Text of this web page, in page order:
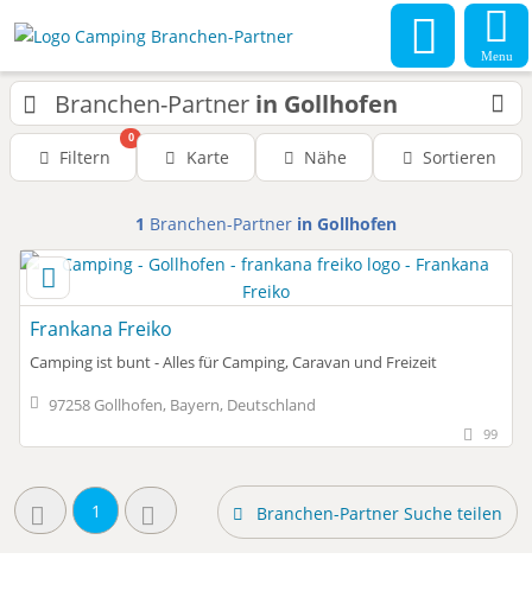
Menu
Branchen-Partner in Gollhofen
Filtern
0
Karte Nähe Sortieren
1 Branchen-Partner in Gollhofen
Frankana Freiko
Camping ist bunt - Alles für Camping, Caravan und Freizeit
97258 Gollhofen, Bayern, Deutschland
99
1 Branchen-Partner Suche teilen